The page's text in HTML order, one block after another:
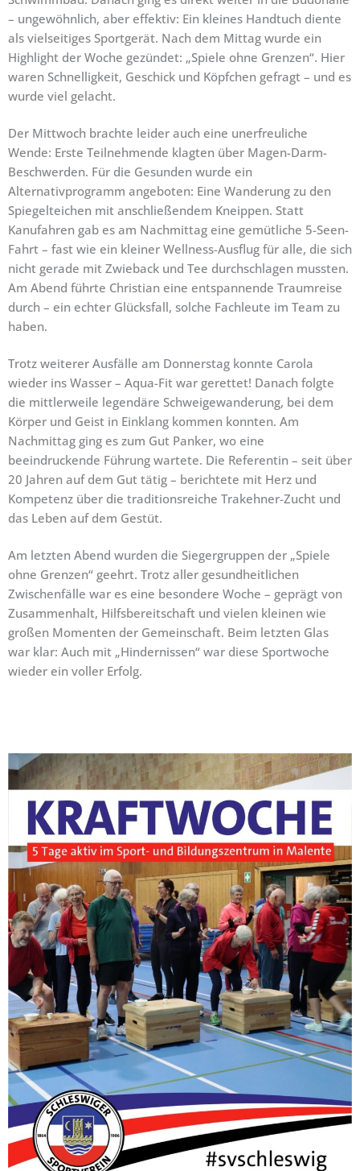
– ungewöhnlich, aber effektiv: Ein kleines Handtuch diente
als vielseitiges Sportgerät. Nach dem Mittag wurde ein
Highlight der Woche gezündet: „Spiele ohne Grenzen“. Hier
waren Schnelligkeit, Geschick und Köpfchen gefragt – und es
wurde viel gelacht.
Der Mittwoch brachte leider auch eine unerfreuliche
Wende: Erste Teilnehmende klagten über Magen-Darm-
Beschwerden. Für die Gesunden wurde ein
Alternativprogramm angeboten: Eine Wanderung zu den
Spiegelteichen mit anschließendem Kneippen. Statt
Kanufahren gab es am Nachmittag eine gemütliche 5-Seen-
Fahrt – fast wie ein kleiner Wellness-Ausflug für alle, die sich
nicht gerade mit Zwieback und Tee durchschlagen mussten.
Am Abend führte Christian eine entspannende Traumreise
durch – ein echter Glücksfall, solche Fachleute im Team zu
haben.
Trotz weiterer Ausfälle am Donnerstag konnte Carola
wieder ins Wasser – Aqua-Fit war gerettet! Danach folgte
die mittlerweile legendäre Schweigewanderung, bei dem
Körper und Geist in Einklang kommen konnten. Am
Nachmittag ging es zum Gut Panker, wo eine
beeindruckende Führung wartete. Die Referentin – seit über
20 Jahren auf dem Gut tätig – berichtete mit Herz und
Kompetenz über die traditionsreiche Trakehner-Zucht und
das Leben auf dem Gestüt.
Am letzten Abend wurden die Siegergruppen der „Spiele
ohne Grenzen“ geehrt. Trotz aller gesundheitlichen
Zwischenfälle war es eine besondere Woche – geprägt von
Zusammenhalt, Hilfsbereitschaft und vielen kleinen wie
großen Momenten der Gemeinschaft. Beim letzten Glas
war klar: Auch mit „Hindernissen“ war diese Sportwoche
wieder ein voller Erfolg.